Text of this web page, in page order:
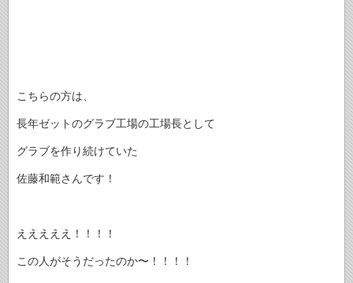
こちらの方は、
長年ゼットのグラブ工場の工場長として
グラブを作り続けていた
佐藤和範さんです！
えええええ！！！！
この人がそうだったのか〜！！！！